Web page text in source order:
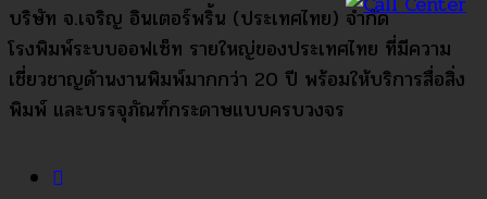
บริษัท จ.เจริญ อินเตอร์พริ้น (ประเทศไทย) จำกัด
โรงพิมพ์ระบบออฟเซ็ท รายใหญ่ของประเทศไทย ที่มีความ
เชี่ยวชาญด้านงานพิมพ์มากกว่า 20 ปี พร้อมให้บริการสื่อสิ่ง
พิมพ์ และบรรจุภัณฑ์กระดาษแบบครบวงจร